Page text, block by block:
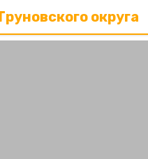
округа